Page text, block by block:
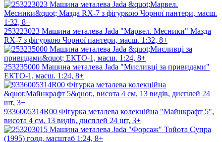
253223023 Машина металева Jada "Марвел. Месники" Мазда
RX-7 з фігуркою Чорної пантери, масш. 1:32, 8+
253235000 Машина металева Jada "Мисливці за привидами"
ЕКТО-1, масш. 1:24, 8+
9336005314R00 Фігурка металева колекційна "Майнкрафт 5",
висота 4 см, 13 видів, дисплей 24 шт, 3+